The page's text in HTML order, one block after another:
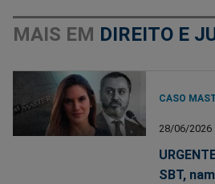
MAIS EM DIREITO E
CASO
28/06/2026
SBT,